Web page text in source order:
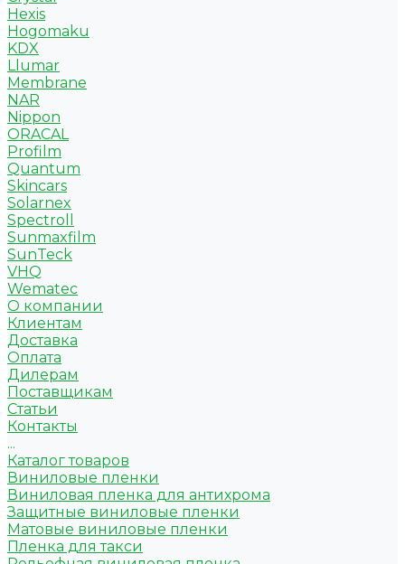
Hexis
Hogomaku
KDX
Llumar
Membrane
NAR
Nippon
ORACAL
Profilm
Quantum
Skincars
Solarnex
Spectroll
Sunmaxfilm
SunTeck
VHQ
Wematec
О компании
Клиентам
Доставка
Оплата
Дилерам
Поставщикам
Статьи
Контакты
...
Каталог товаров
Виниловые пленки
Виниловая пленка для антихрома
Защитные виниловые пленки
Матовые виниловые пленки
Пленка для такси